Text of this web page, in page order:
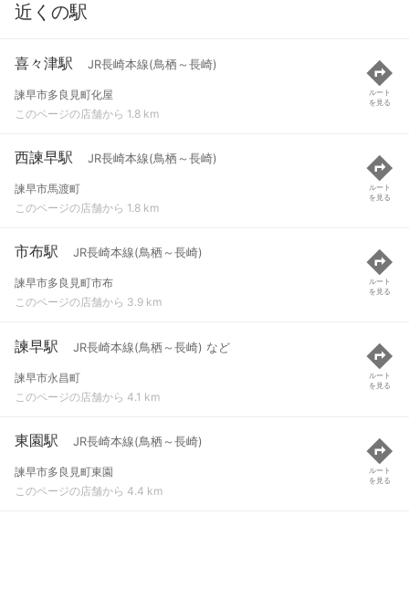
近くの駅
喜々津駅 JR長崎本線(鳥栖～長崎)
諫早市多良見町化屋
このページの店舗から 1.8 km
ルート
を見る
西諫早駅 JR長崎本線(鳥栖～長崎)
諫早市馬渡町
このページの店舗から 1.8 km
ルート
を見る
市布駅 JR長崎本線(鳥栖～長崎)
諫早市多良見町市布
このページの店舗から 3.9 km
ルート
を見る
諫早駅 JR長崎本線(鳥栖～長崎) など
諫早市永昌町
このページの店舗から 4.1 km
ルート
を見る
東園駅 JR長崎本線(鳥栖～長崎)
諫早市多良見町東園
このページの店舗から 4.4 km
ルート
を見る